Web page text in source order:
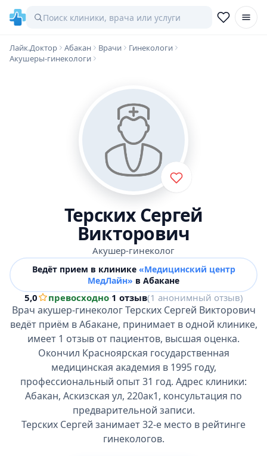
Лайк.Доктор Абакан Врачи
Гинекологи
Акушеры-гинекологи
Терских Сергей
Викторович
Акушер-гинеколог
Ведёт прием в клинике «Медицинский центр
МедЛайн» в Абакане
5,0 превосходно·1 отзыв(1 анонимный отзыв)
Врач акушер-гинеколог Терских Сергей Викторович
ведёт приём в Абакане, принимает в одной клинике,
имеет 1 отзыв от пациентов, высшая оценка.
Окончил Красноярская государственная
медицинская академия в 1995 году,
профессиональный опыт 31 год. Адрес клиники:
Абакан, Аскизская ул, 220ак1, консультация по
предварительной записи.
Терских Сергей занимает 32-е место в рейтинге
гинекологов.